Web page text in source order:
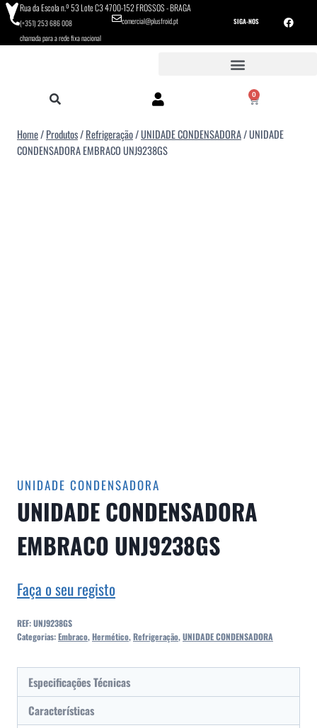
Rua da Escola n.º 53 Lote C3 4700-152 FROSSOS - BRAGA
(+351) 253 686 008
chamada para a rede fixa nacional
comercial@plusfroid.pt SIGA-NOS
0
Home/Produtos/Refrigeração/UNIDADE CONDENSADORA/UNIDADE
CONDENSADORA EMBRACO UNJ9238GS
UNIDADE CONDENSADORA
UNIDADE CONDENSADORA
EMBRACO UNJ9238GS
Faça o seu registo
REF:UNJ9238GS
Categorias:Embraco,Hermético,Refrigeração,UNIDADE CONDENSADORA
Especificações Técnicas
Características